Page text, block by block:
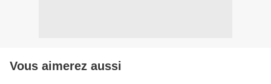
Vous aimerez aussi